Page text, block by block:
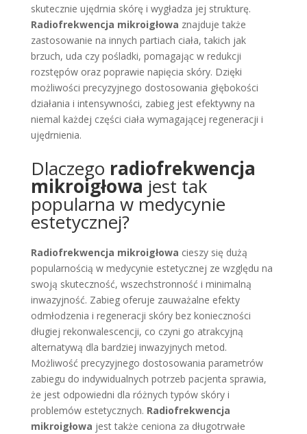
skutecznie ujędrnia skórę i wygładza jej strukturę.
Radiofrekwencja mikroigłowa znajduje także
zastosowanie na innych partiach ciała, takich jak
brzuch, uda czy pośladki, pomagając w redukcji
rozstępów oraz poprawie napięcia skóry. Dzięki
możliwości precyzyjnego dostosowania głębokości
działania i intensywności, zabieg jest efektywny na
niemal każdej części ciała wymagającej regeneracji i
ujędrnienia.
Dlaczego radiofrekwencja
mikroigłowa jest tak
popularna w medycynie
estetycznej?
Radiofrekwencja mikroigłowa cieszy się dużą
popularnością w medycynie estetycznej ze względu na
swoją skuteczność, wszechstronność i minimalną
inwazyjność. Zabieg oferuje zauważalne efekty
odmłodzenia i regeneracji skóry bez konieczności
długiej rekonwalescencji, co czyni go atrakcyjną
alternatywą dla bardziej inwazyjnych metod.
Możliwość precyzyjnego dostosowania parametrów
zabiegu do indywidualnych potrzeb pacjenta sprawia,
że jest odpowiedni dla różnych typów skóry i
problemów estetycznych. Radiofrekwencja
mikroigłowa jest także ceniona za długotrwałe